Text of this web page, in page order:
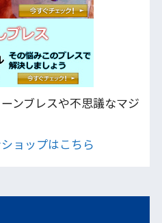
ンブレスや不思議なマジ
ョップはこちら